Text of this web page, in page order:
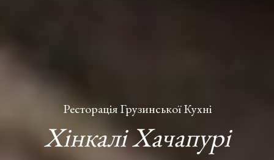
Ресторація Грузинської Кухні
Хінкалі Хачапурі